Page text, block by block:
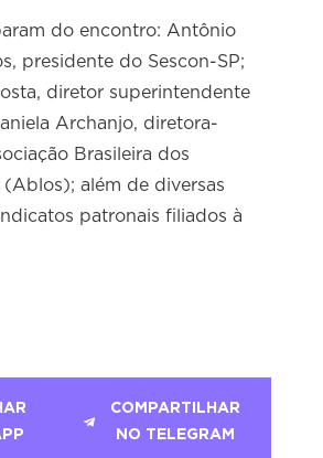
do encontro: Antônio
presidente do Sescon-SP;
diretor superintendente
Archanjo, diretora-
Brasileira dos
(Ablos); além de diversas
patronais filiados à
COMPARTILHAR
NO TELEGRAM